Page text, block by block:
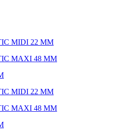
MIDI 22 ММ
MAXI 48 ММ
MIDI 22 ММ
MAXI 48 ММ